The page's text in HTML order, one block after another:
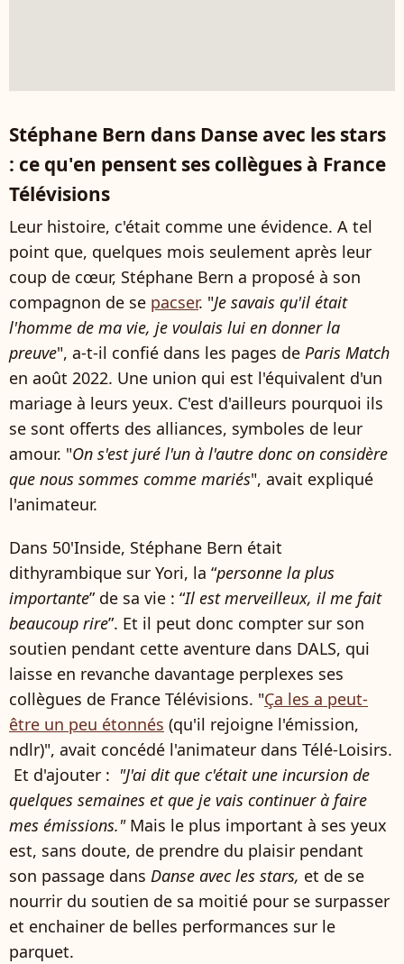
Stéphane Bern dans Danse avec les stars
: ce qu'en pensent ses collègues à France
Télévisions
Leur histoire, c'était comme une évidence. A tel
point que, quelques mois seulement après leur
coup de cœur, Stéphane Bern a proposé à son
compagnon de se pacser. "Je savais qu'il était
l'homme de ma vie, je voulais lui en donner la
preuve", a-t-il confié dans les pages de Paris Match
en août 2022. Une union qui est l'équivalent d'un
mariage à leurs yeux. C'est d'ailleurs pourquoi ils
se sont offerts des alliances, symboles de leur
amour. "On s'est juré l'un à l'autre donc on considère
que nous sommes comme mariés", avait expliqué
l'animateur.
Dans 50'Inside, Stéphane Bern était
dithyrambique sur Yori, la “personne la plus
importante” de sa vie : “Il est merveilleux, il me fait
beaucoup rire”. Et il peut donc compter sur son
soutien pendant cette aventure dans DALS, qui
laisse en revanche davantage perplexes ses
collègues de France Télévisions. "Ça les a peut-
être un peu étonnés (qu'il rejoigne l'émission,
ndlr)", avait concédé l'animateur dans Télé-Loisirs.
Et d'ajouter : "J'ai dit que c'était une incursion de
quelques semaines et que je vais continuer à faire
mes émissions." Mais le plus important à ses yeux
est, sans doute, de prendre du plaisir pendant
son passage dans Danse avec les stars, et de se
nourrir du soutien de sa moitié pour se surpasser
et enchainer de belles performances sur le
parquet.